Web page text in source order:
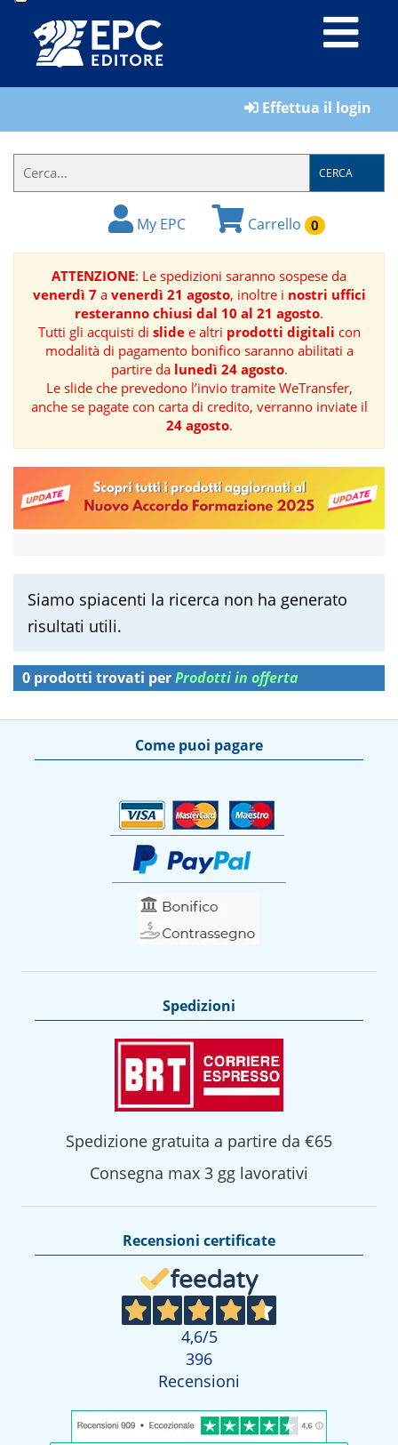
LIBRI
IL
FORMATORE
BOOK
RIVISTE
MANUALISTICA
SOFTWARE
TEMATICHE
Effettua il login
CERCA
My EPC Carrello 0
ATTENZIONE: Le spedizioni saranno sospese da
venerdì 7a venerdì 21 agosto, inoltre i nostri uffici
resteranno chiusi dal 10 al 21 agosto.
Tutti gli acquisti di slidee altri prodotti digitali con
modalità di pagamento bonifico saranno abilitati a
partire da lunedì 24 agosto.
Le slide che prevedono l’invio tramite WeTransfer,
anche se pagate con carta di credito, verranno inviate il
24 agosto.
Siamo spiacenti la ricerca non ha generato
risultati utili.
0 prodotti trovati perProdotti in offerta
Come puoi pagare
Spedizioni
Spedizione gratuita a partire da €65
Consegna max 3 gg lavorativi
Recensioni certificate
4,6/5
396
Recensioni